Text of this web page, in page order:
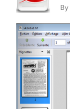
By
Previous